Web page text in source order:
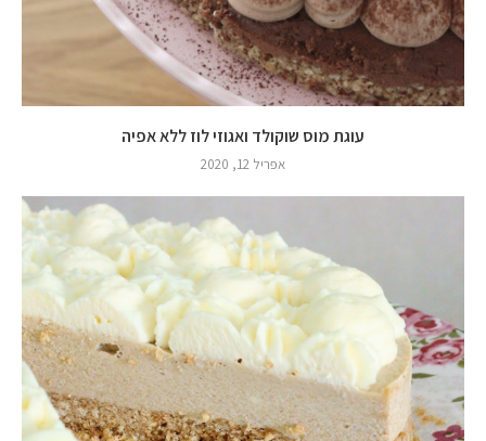
עוגת מוס שוקולד ואגוזי לוז ללא אפיה
אפריל 12, 2020